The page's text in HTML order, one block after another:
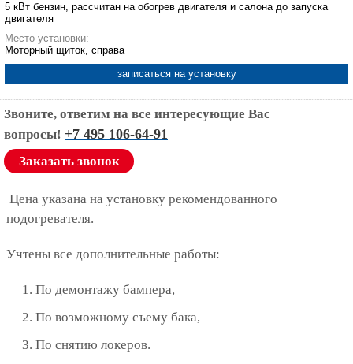
5 кВт бензин, рассчитан на обогрев двигателя и салона до запуска
двигателя
Место установки:
Моторный щиток, справа
записаться на установку
Звоните, ответим на все интересующие Вас
вопросы! +7 495 106-64-91
Заказать звонок
Цена указана на установку рекомендованного
подогревателя.
Учтены все дополнительные работы:
По демонтажу бампера,
По возможному съему бака,
По снятию локеров.